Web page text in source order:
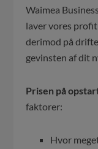
Waimea
laver vores
derimod på
gevinsten af dit
Prisen på
faktorer:
Hvor